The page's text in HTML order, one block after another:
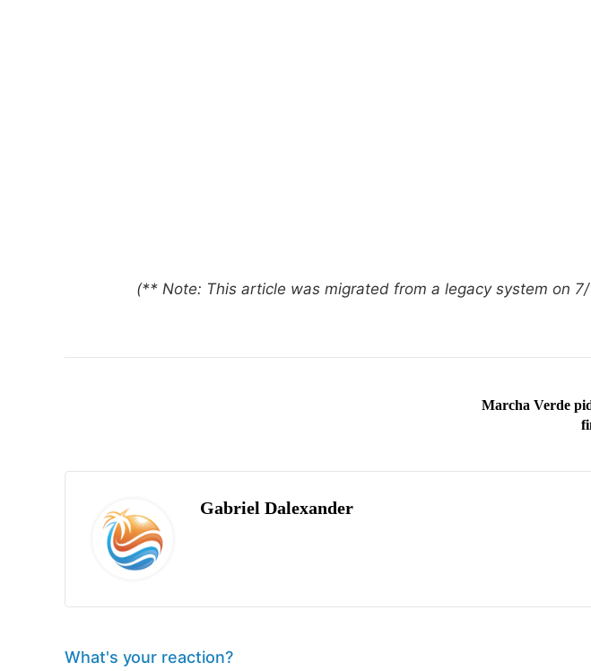
(** Note: This article was migrated from a legacy system on
Marcha Verde
Gabriel Dalexander
What's your reaction?